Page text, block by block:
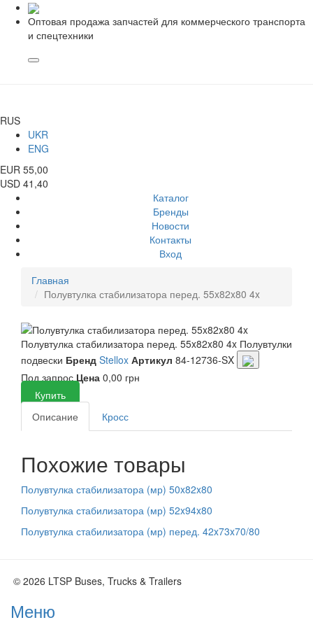
Оптовая продажа запчастей для коммерческого транспорта
и спецтехники
RUS
UKR
ENG
EUR 55,00
USD 41,40
Каталог
Бренды
Новости
Контакты
Вход
Главная
Полувтулка стабилизатора перед. 55x82x80 4x
Полувтулка стабилизатора перед. 55x82x80 4x Полувтулки
подвески Бренд Stellox Артикул 84-12736-SX
Под запрос Цена 0,00 грн
Купить
Описание
Кросс
Похожие товары
Полувтулка стабилизатора (мр) 50x82x80
Полувтулка стабилизатора (мр) 52x94x80
Полувтулка стабилизатора (мр) перед. 42x73x70/80
© 2026 LTSP Buses, Trucks & Trailers
Меню